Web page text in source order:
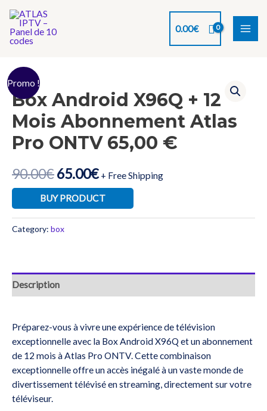
contenu
0.00€
Promo !
Box Android X96Q + 12
Mois Abonnement Atlas
Pro ONTV 65,00 €
90.00€65.00€ + Free Shipping
BUY PRODUCT
Category: box
Description
Préparez-vous à vivre une expérience de télévision
exceptionnelle avec la Box Android X96Q et un abonnement
de 12 mois à Atlas Pro ONTV. Cette combinaison
exceptionnelle offre un accès inégalé à un vaste monde de
divertissement télévisé en streaming, directement sur votre
téléviseur.